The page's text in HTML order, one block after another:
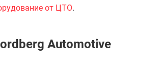
от ЦТО.
Automotive